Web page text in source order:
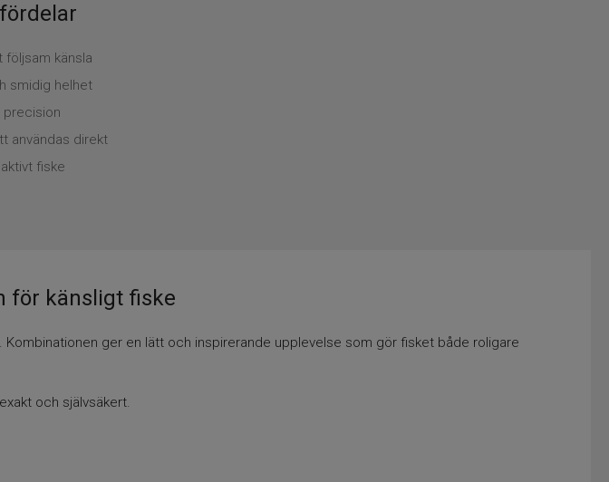
följsam känsla
smidig helhet
precision
användas direkt
fiske
för känsligt fiske
ger en lätt och inspirerande upplevelse som gör fisket både roligare
och självsäkert.